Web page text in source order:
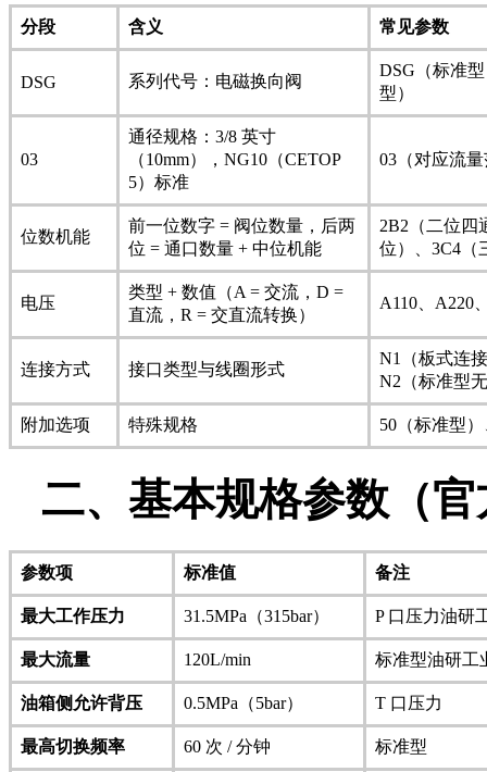
分段 含义 常见参数
DSG 系列代号：电磁换向阀
DSG（标准
型）
03
通径规格：3/8 英寸
（10mm），NG10（CETOP
5）标准
03（对应流
位数机能
前一位数字 = 阀位数量，后两
位 = 通口数量 + 中位机能
2B2（二位四
位）、3C4（
电压
类型 + 数值（A = 交流，D =
直流，R = 交直流转换）
A110、A220
连接方式 接口类型与线圈形式
N1（板式连
N2（标准型
附加选项 特殊规格 50（标准型
二、基本规格参数（官
参数项 标准值 备注
最大工作压力 31.5MPa（315bar） P 口压力油研
最大流量 120L/min 标准型油研工
油箱侧允许背压 0.5MPa（5bar） T 口压力
最高切换频率 60 次 / 分钟 标准型